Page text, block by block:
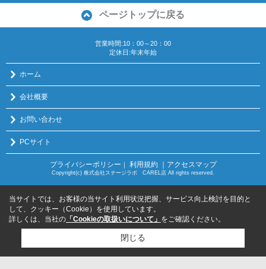
ページトップに戻る
営業時間:10：00～20：00
定休日:年末年始
ホーム
会社概要
お問い合わせ
PCサイト
プライバシーポリシー ｜ 利用規約 ｜アクセスマップ
Copyright(c) 株式会社ステージラボ CAREL店 All rights reserved.
当サイトでは、お客様の当サイト利用状況把握、サービス向上検討を目的と
して、クッキー（Cookie）を使用しています。
詳しくは、当社の 「Cookieの取扱いについて」 をご確認ください。
閉じる